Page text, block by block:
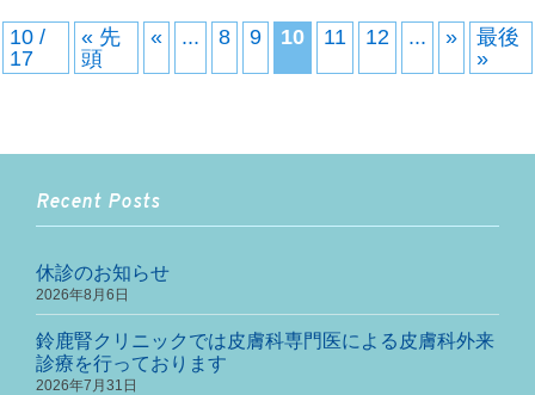
10 /
17
« 先
頭
« ... 8 9 10 11 12 ... »
最後
»
Recent Posts
休診のお知らせ
2026年8月6日
鈴鹿腎クリニックでは皮膚科専門医による皮膚科外来
診療を行っております
2026年7月31日